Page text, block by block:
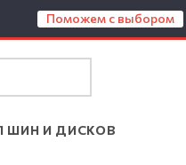
Поможем с выбором
ШИН И ДИСКОВ